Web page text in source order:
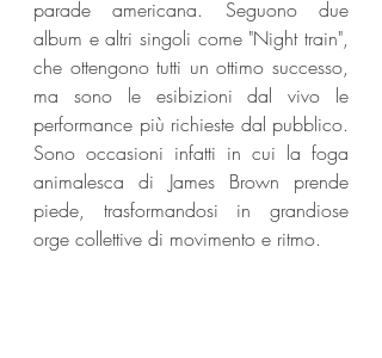
parade americana. Seguono due
album e altri singoli come "Night train",
che ottengono tutti un ottimo successo,
ma sono le esibizioni dal vivo le
performance più richieste dal pubblico.
Sono occasioni infatti in cui la foga
animalesca di James Brown prende
piede, trasformandosi in grandiose
orge collettive di movimento e ritmo.